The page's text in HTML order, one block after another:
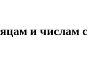
и числам с